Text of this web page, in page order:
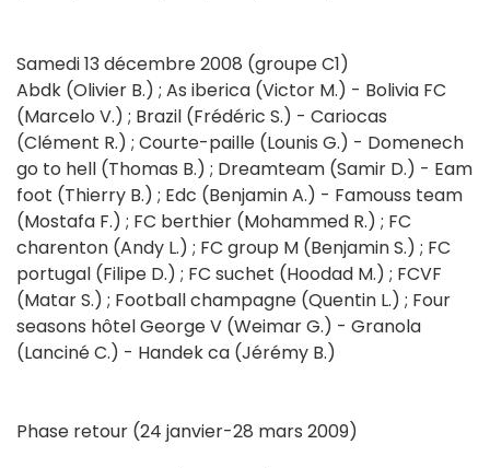
Samedi 13 décembre 2008 (groupe C1)
Abdk (Olivier B.) ; As iberica (Victor M.) - Bolivia FC
(Marcelo V.) ; Brazil (Frédéric S.) - Cariocas
(Clément R.) ; Courte-paille (Lounis G.) - Domenech
go to hell (Thomas B.) ; Dreamteam (Samir D.) - Eam
foot (Thierry B.) ; Edc (Benjamin A.) - Famouss team
(Mostafa F.) ; FC berthier (Mohammed R.) ; FC
charenton (Andy L.) ; FC group M (Benjamin S.) ; FC
portugal (Filipe D.) ; FC suchet (Hoodad M.) ; FCVF
(Matar S.) ; Football champagne (Quentin L.) ; Four
seasons hôtel George V (Weimar G.) - Granola
(Lanciné C.) - Handek ca (Jérémy B.)
Phase retour (24 janvier-28 mars 2009)